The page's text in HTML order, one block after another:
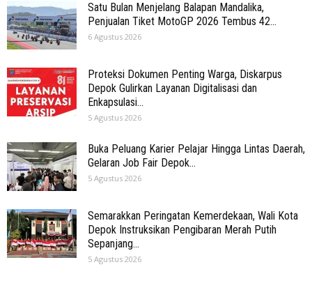
Satu Bulan Menjelang Balapan Mandalika,
Penjualan Tiket MotoGP 2026 Tembus 42...
6 Agustus 2026
Proteksi Dokumen Penting Warga, Diskarpus
Depok Gulirkan Layanan Digitalisasi dan
Enkapsulasi...
5 Agustus 2026
Buka Peluang Karier Pelajar Hingga Lintas Daerah,
Gelaran Job Fair Depok...
5 Agustus 2026
Semarakkan Peringatan Kemerdekaan, Wali Kota
Depok Instruksikan Pengibaran Merah Putih
Sepanjang...
5 Agustus 2026